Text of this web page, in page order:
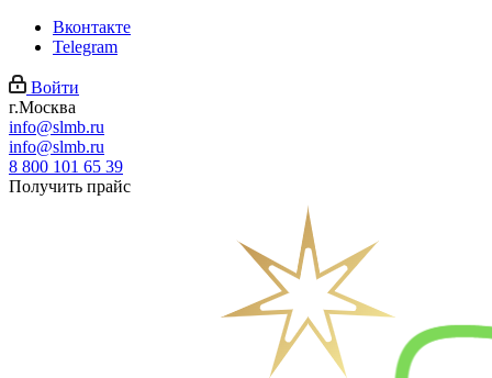
Вконтакте
Telegram
Войти
г.Москва
info@slmb.ru
info@slmb.ru
8 800 101 65 39
Получить прайс